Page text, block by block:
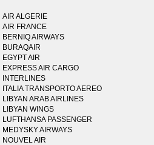
AIR ALGERIE
AIR FRANCE
BERNIQ AIRWAYS
BURAQAIR
EGYPT AIR
EXPRESS AIR CARGO
INTERLINES
ITALIA TRANSPORTO AEREO
LIBYAN ARAB AIRLINES
LIBYAN WINGS
LUFTHANSA PASSENGER
MEDYSKY AIRWAYS
NOUVEL AIR